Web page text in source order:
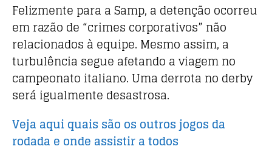
Felizmente para a Samp, a detenção ocorreu
em razão de “crimes corporativos” não
relacionados à equipe. Mesmo assim, a
turbulência segue afetando a viagem no
campeonato italiano. Uma derrota no derby
será igualmente desastrosa.
Veja aqui quais são os outros jogos da
rodada e onde assistir a todos